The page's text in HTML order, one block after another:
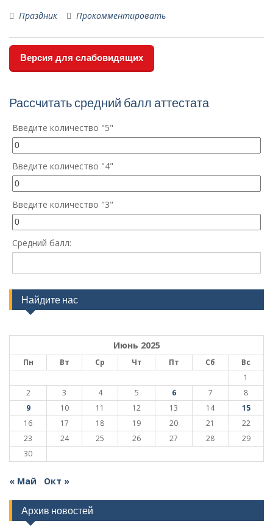
Праздник Прокомментировать
Версия для слабовидящих
Рассчитать средний балл аттестата
Введите количество "5"
Введите количество "4"
Введите количество "3"
Средний балл:
Найдите нас
Июнь 2025
Пн Вт Ср Чт Пт Сб
Вс
1
2
3 4 5 6 7
8
9
10 11 12 13 14
15
16
17 18 19 20 21
22
23
24 25 26 27 28
29
30
« Май Окт »
Архив новостей